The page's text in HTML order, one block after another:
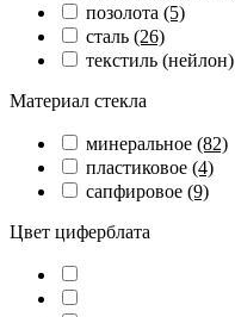
позолота (5)
сталь (26)
текстиль (нейлон)
Материал стекла
минеральное (82)
пластиковое (4)
сапфировое (9)
Цвет циферблата